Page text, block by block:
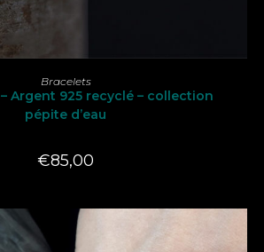
LIRE LA SUITE
Bracelets
– Argent 925 recyclé – collection
pépite d’eau
€85,00